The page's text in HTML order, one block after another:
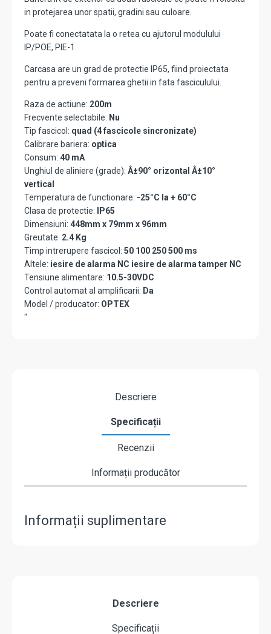
in protejarea unor spatii, gradini sau culoare.
Poate fi conectatata la o retea cu ajutorul modulului
IP/POE, PIE-1.
Carcasa are un grad de protectie IP65, fiind proiectata
pentru a preveni formarea ghetii in fata fasciculului.
Raza de actiune: 200m
Frecvente selectabile: Nu
Tip fascicol: quad (4 fascicole sincronizate)
Calibrare bariera: optica
Consum: 40 mA
Unghiul de aliniere (grade): Â±90° orizontal Â±10°
vertical
Temperatura de functionare: -25°C la + 60°C
Clasa de protectie:
IP65
Dimensiuni: 448mm x 79mm x 96mm
Greutate: 2.4 Kg
Timp intrerupere fascicol: 50 100 250 500 ms
Altele: iesire de alarma NC iesire de alarma tamper NC
Tensiune alimentare: 10.5-30VDC
Control automat al amplificarii: Da
Model / producator: OPTEX
"
Descriere
Specificații
Recenzii
Informații producător
Informații suplimentare
Descriere
Specificații